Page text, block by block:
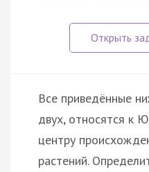
Все приведённые
двух, относятся к
центру
растений.